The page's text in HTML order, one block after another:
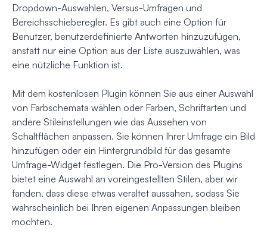
Dropdown-Auswahlen, Versus-Umfragen und
Bereichsschieberegler. Es gibt auch eine Option für
Benutzer, benutzerdefinierte Antworten hinzuzufügen,
anstatt nur eine Option aus der Liste auszuwählen, was
eine nützliche Funktion ist.
Mit dem kostenlosen Plugin können Sie aus einer Auswahl
von Farbschemata wählen oder Farben, Schriftarten und
andere Stileinstellungen wie das Aussehen von
Schaltflächen anpassen. Sie können Ihrer Umfrage ein Bild
hinzufügen oder ein Hintergrundbild für das gesamte
Umfrage-Widget festlegen. Die Pro-Version des Plugins
bietet eine Auswahl an voreingestellten Stilen, aber wir
fanden, dass diese etwas veraltet aussahen, sodass Sie
wahrscheinlich bei Ihren eigenen Anpassungen bleiben
möchten.